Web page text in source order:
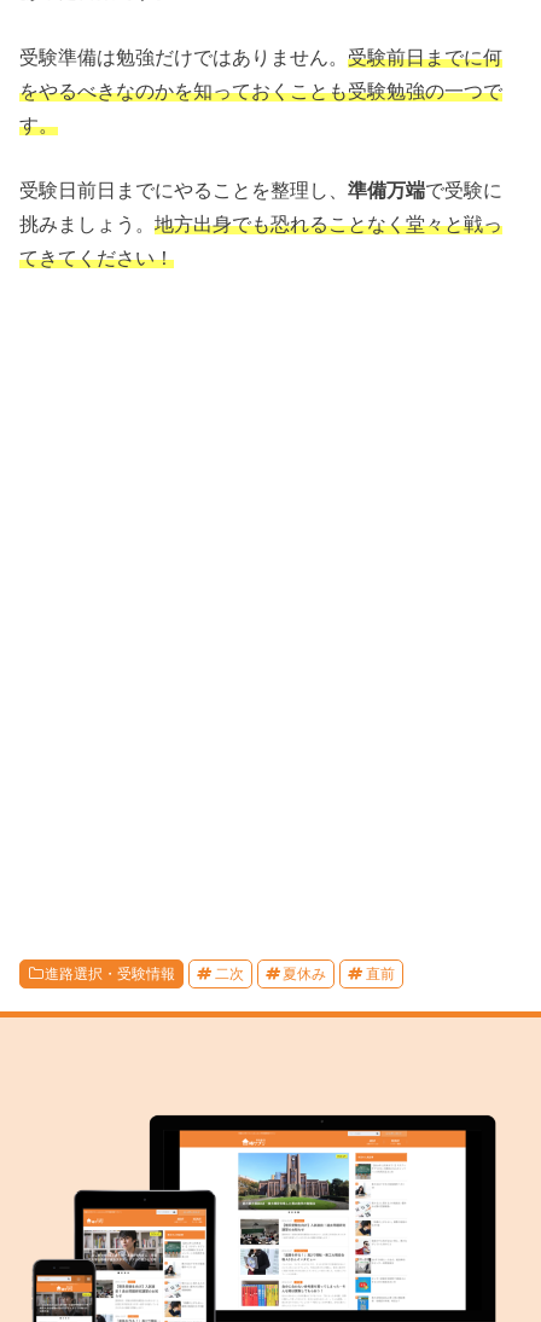
受験準備は勉強だけではありません。受験前日までに何
をやるべきなのかを知っておくことも受験勉強の一つで
す。
受験日前日までにやることを整理し、準備万端で受験に
挑みましょう。地方出身でも恐れることなく堂々と戦っ
てきてください！
進路選択・受験情報 二次 夏休み 直前